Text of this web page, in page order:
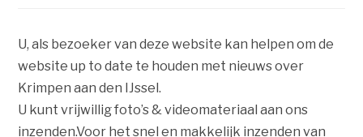
U, als bezoeker van deze website kan helpen om de
website up to date te houden met nieuws over
Krimpen aan den IJssel.
U kunt vrijwillig foto’s & videomateriaal aan ons
inzenden.Voor het snel en makkelijk inzenden van